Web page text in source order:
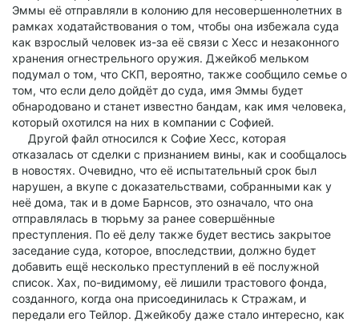
Эммы её отправляли в колонию для несовершеннолетних в
рамках ходатайствования о том, чтобы она избежала суда
как взрослый человек из-за её связи с Хесс и незаконного
хранения огнестрельного оружия. Джейкоб мельком
подумал о том, что СКП, вероятно, также сообщило семье о
том, что если дело дойдёт до суда, имя Эммы будет
обнародовано и станет известно бандам, как имя человека,
который охотился на них в компании с Софией.
Другой файл относился к Софие Хесс, которая
отказалась от сделки с признанием вины, как и сообщалось
в новостях. Очевидно, что её испытательный срок был
нарушен, а вкупе с доказательствами, собранными как у
неё дома, так и в доме Барнсов, это означало, что она
отправлялась в тюрьму за ранее совершённые
преступления. По её делу также будет вестись закрытое
заседание суда, которое, впоследствии, должно будет
добавить ещё несколько преступлений в её послужной
список. Хах, по-видимому, её лишили трастового фонда,
созданного, когда она присоединилась к Стражам, и
передали его Тейлор. Джейкобу даже стало интересно, как